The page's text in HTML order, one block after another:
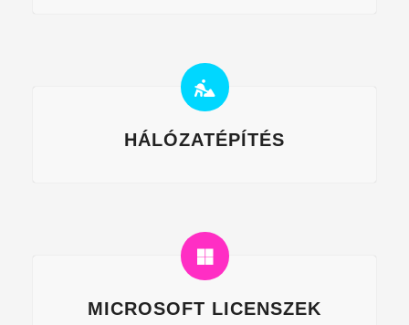
HÁLÓZATÉPÍTÉS
MICROSOFT LICENSZEK